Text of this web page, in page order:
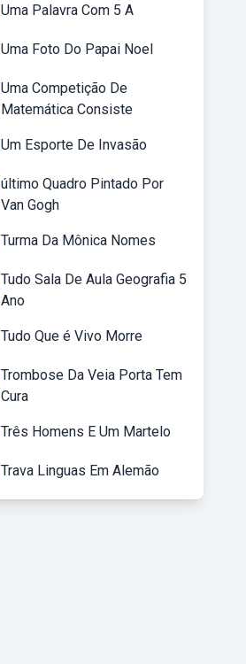
Uma Palavra Com 5 A
Uma Foto Do Papai Noel
Uma Competição De
Matemática Consiste
Um Esporte De Invasão
último Quadro Pintado Por
Van Gogh
Turma Da Mônica Nomes
Tudo Sala De Aula Geografia 5
Ano
Tudo Que é Vivo Morre
Trombose Da Veia Porta Tem
Cura
Três Homens E Um Martelo
Trava Linguas Em Alemão